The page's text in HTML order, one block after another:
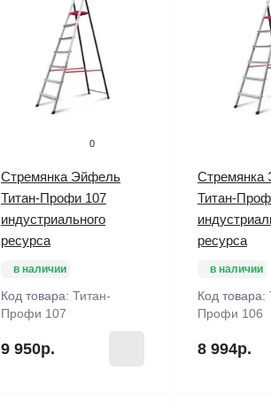
0
Стремянка Эйфель
Титан-Профи 107
индустриального
ресурса
в наличии
Код товара: Титан-
Профи 107
9 950р.
Стремянка
Титан-
ресурса
в наличии
Код товара:
Профи 106
8 994р.